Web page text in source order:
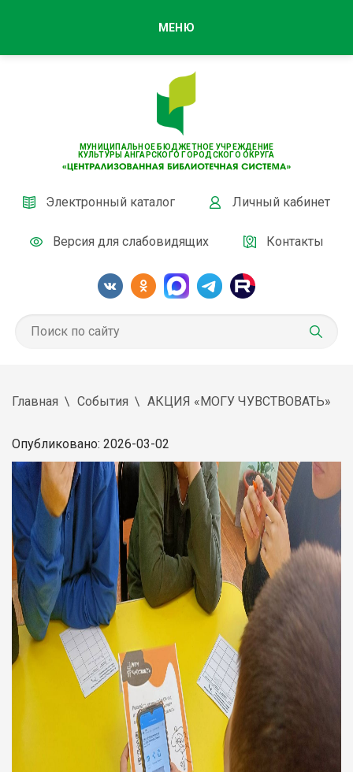
МУНИЦИПАЛЬНОЕ БЮДЖЕТНОЕ УЧРЕЖДЕНИЕ
КУЛЬТУРЫ АНГАРСКОГО ГОРОДСКОГО ОКРУГА
Электронный каталог Личный кабинет
Версия для слабовидящих Контакты
МЕНЮ
Главная События АКЦИЯ «МОГУ ЧУВСТВОВАТЬ»
Опубликовано: 2026-03-02